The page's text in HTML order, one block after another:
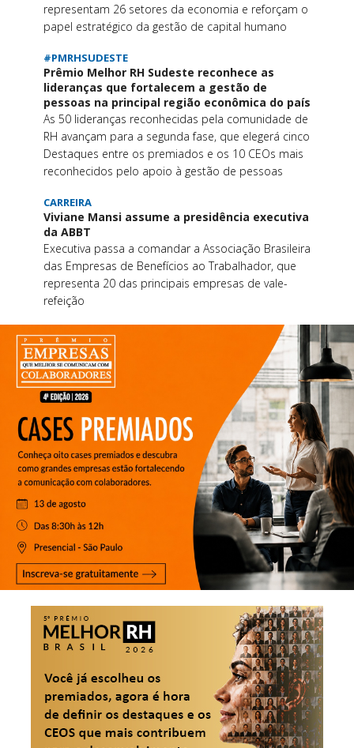
representam 26 setores da economia e reforçam o
papel estratégico da gestão de capital humano
#PMRHSUDESTE
Prêmio Melhor RH Sudeste reconhece as
lideranças que fortalecem a gestão de
pessoas na principal região econômica do país
As 50 lideranças reconhecidas pela comunidade de
RH avançam para a segunda fase, que elegerá cinco
Destaques entre os premiados e os 10 CEOs mais
reconhecidos pelo apoio à gestão de pessoas
CARREIRA
Viviane Mansi assume a presidência executiva
da ABBT
Executiva passa a comandar a Associação Brasileira
das Empresas de Benefícios ao Trabalhador, que
representa 20 das principais empresas de vale-
refeição